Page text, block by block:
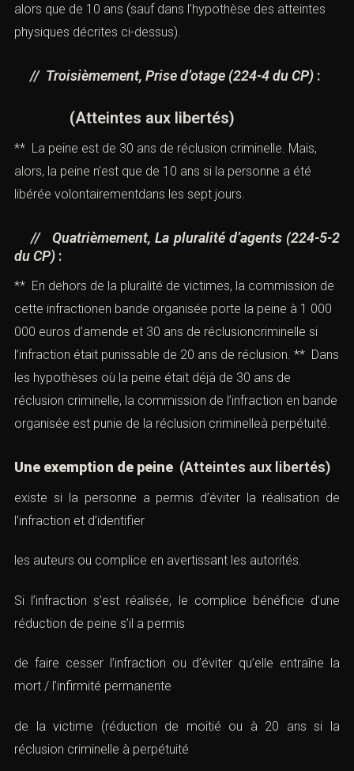
alors que de 10 ans (sauf dans l’hypothèse des atteintes
physiques décrites ci-dessus).
// Troisièmement, Prise d’otage (224-4 du CP) :
(Atteintes aux libertés)
** La peine est de 30 ans de réclusion criminelle. Mais,
alors, la peine n’est que de 10 ans si la personne a été
libérée volontairementdans les sept jours.
// Quatrièmement, La pluralité d’agents (224-5-2
du CP) :
** En dehors de la pluralité de victimes, la commission de
cette infractionen bande organisée porte la peine à 1 000
000 euros d’amende et 30 ans de réclusioncriminelle si
l’infraction était punissable de 20 ans de réclusion. ** Dans
les hypothèses où la peine était déjà de 30 ans de
réclusion criminelle, la commission de l’infraction en bande
organisée est punie de la réclusion criminelleà perpétuité.
Une exemption de peine (Atteintes aux libertés)
existe si la personne a permis d’éviter la réalisation de
l’infraction et d’identifier
les auteurs ou complice en avertissant les autorités.
Si l’infraction s’est réalisée, le complice bénéficie d’une
réduction de peine s’il a permis
de faire cesser l’infraction ou d’éviter qu’elle entraîne la
mort / l’infirmité permanente
de la victime (réduction de moitié ou à 20 ans si la
réclusion criminelle à perpétuité